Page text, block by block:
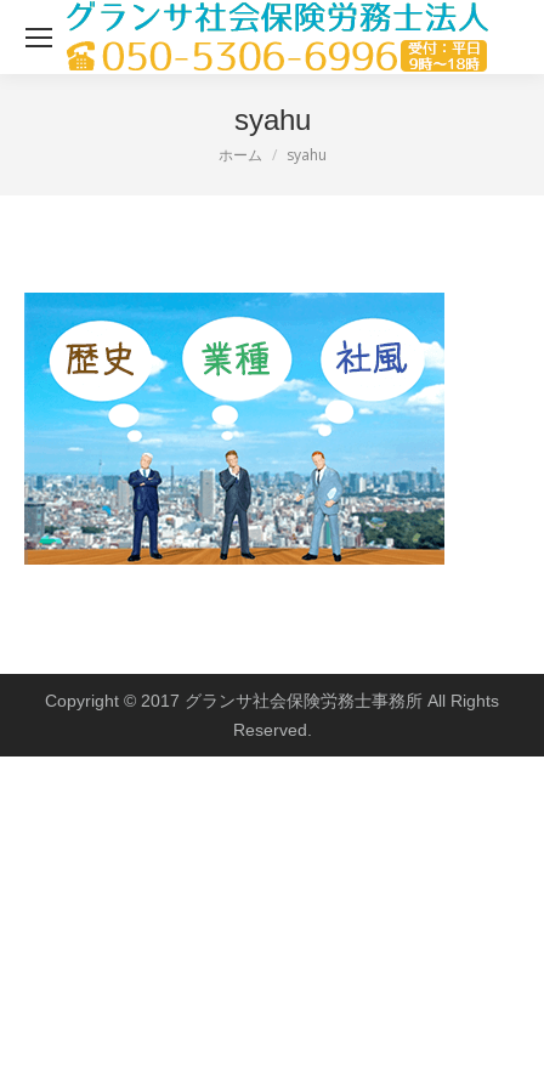
syahu
現在地：
ホーム syahu
Copyright © 2017 グランサ社会保険労務士事務所 All Rights
Reserved.